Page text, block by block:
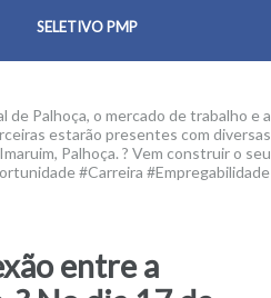
SELETIVO PMP
de Palhoça, o mercado de trabalho e a
estarão presentes com diversas
Palhoça. ? Vem construir o seu
#Carreira #Empregabilidade
entre a